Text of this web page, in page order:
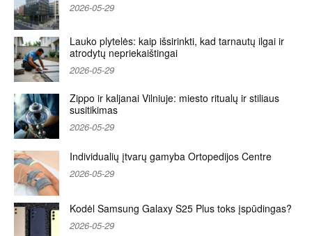
2026-05-29
Lauko plytelės: kaip išsirinkti, kad tarnautų ilgai ir
atrodytų nepriekaištingai
2026-05-29
Zippo ir kaljanai Vilniuje: miesto ritualų ir stiliaus
susitikimas
2026-05-29
Individualių įtvarų gamyba Ortopedijos Centre
2026-05-29
Kodėl Samsung Galaxy S25 Plus toks įspūdingas?
2026-05-29